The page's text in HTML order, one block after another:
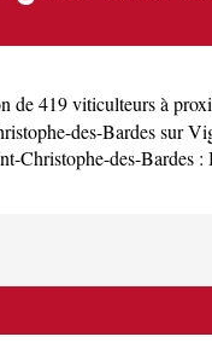
de 419 viticulteurs à
des-Bardes sur
Christophe-des-Bardes :